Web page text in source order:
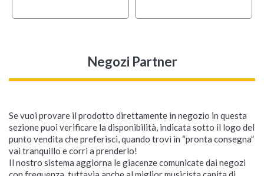
Negozi Partner
Se vuoi provare il prodotto direttamente in negozio in questa
sezione puoi verificare la disponibilità, indicata sotto il logo del
punto vendita che preferisci, quando trovi in “pronta consegna”
vai tranquillo e corri a prenderlo!
Il nostro sistema aggiorna le giacenze comunicate dai negozi